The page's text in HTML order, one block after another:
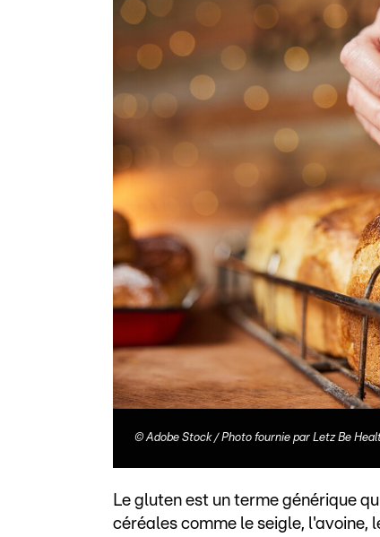
©Adobe Stock / Photo fournie par Letz Be
Le gluten est un terme générique
céréales comme le seigle, l'avoine,